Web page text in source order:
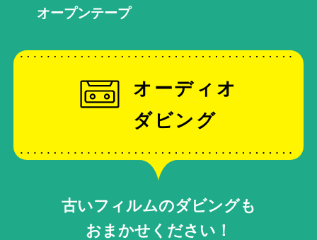
オープンテープ
オーディオ
ダビング
古いフィルムのダビングも
おまかせください！